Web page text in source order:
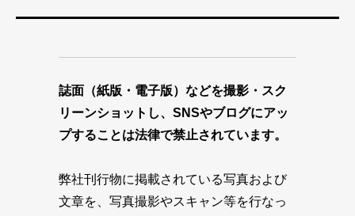
誌面（紙版・電子版）などを撮影・スク
リーンショットし、SNSやブログにアッ
プすることは法律で禁止されています。
弊社刊行物に掲載されている写真および
文章を、写真撮影やスキャン等を行なっ